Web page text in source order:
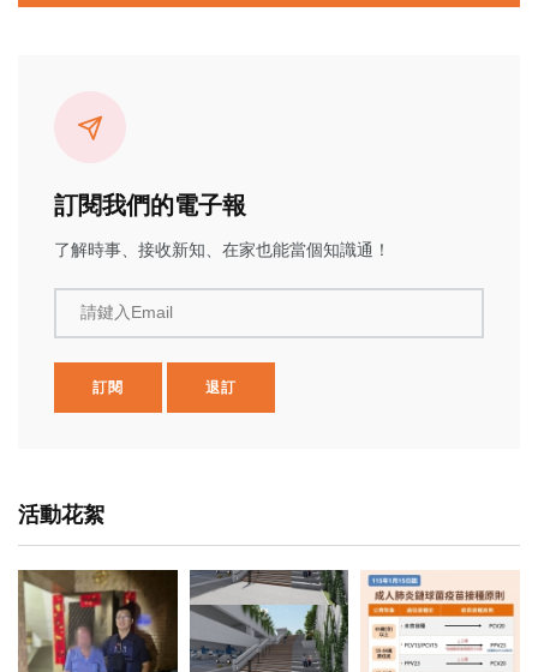
訂閱我們的電子報
了解時事、接收新知、在家也能當個知識通！
請鍵入Email
訂閱 退訂
活動花絮